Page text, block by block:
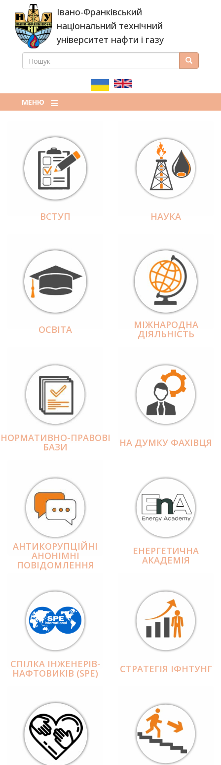
основного
вмісту
Івано-Франківський
національний технічний
університет нафти і газу
ПОШУКОВА
ПОШУК Пошук
МЕНЮ
ВСТУП НАУКА
ОСВІТА МІЖНАРОДНА
ДІЯЛЬНІCТЬ
НОРМАТИВНО-ПРАВОВІ
БАЗИ НА ДУМКУ ФАХІВЦЯ
АНТИКОРУПЦІЙНІ
АНОНІМНІ
ПОВІДОМЛЕННЯ
ЕНЕРГЕТИЧНА
АКАДЕМІЯ
СПІЛКА ІНЖЕНЕРІВ-
НАФТОВИКІВ (SPE) СТРАТЕГІЯ ІФНТУНГ